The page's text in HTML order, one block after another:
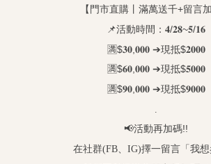
【門市直購丨滿萬送千+留言
📌活動時間： 𝟒/𝟐𝟖~𝟓/𝟏𝟔
🈵$𝟑𝟎, 𝟎𝟎𝟎 ➔現抵$𝟐𝟎𝟎𝟎
🈵$𝟔𝟎,𝟎𝟎𝟎 ➔現抵$𝟓𝟎𝟎𝟎
🈵$𝟗𝟎, 𝟎𝟎𝟎 ➔現抵$𝟗𝟎𝟎𝟎
📢活動再加碼!!
在社群(FB、IG)擇一留言「我想